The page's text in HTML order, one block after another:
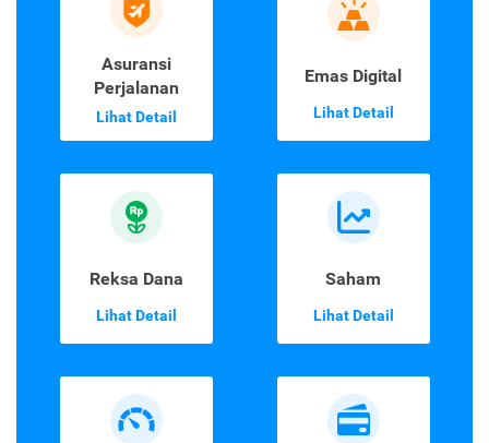
Asuransi
Perjalanan
Lihat Detail
Emas Digital
Lihat Detail
Reksa Dana
Lihat Detail
Saham
Lihat Detail